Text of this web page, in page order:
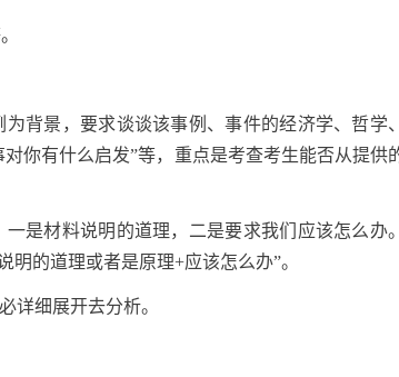
背景，要求谈谈该事例、事件的经济学、哲学、
你有什么启发”等，重点是考查考生能否从提供
是材料说明的道理，二是要求我们应该怎么办。
的道理或者是原理+应该怎么办”。
详细展开去分析。